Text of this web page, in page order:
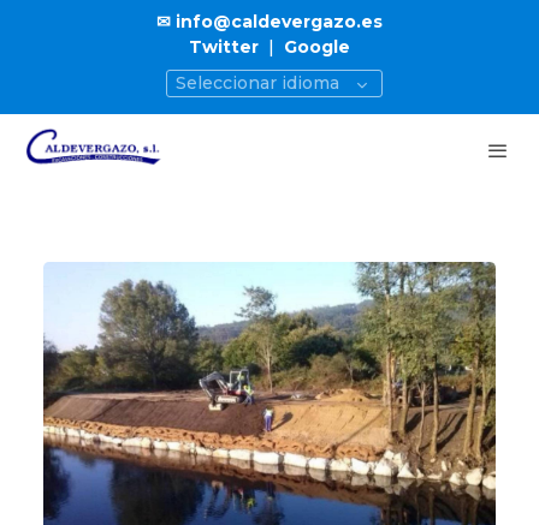
✉ info@caldevergazo.es
Twitter | Google
Seleccionar idioma